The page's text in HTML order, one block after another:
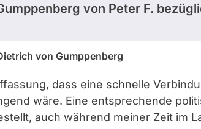
von Peter F.
von Gumppenberg
dass eine schnelle
wäre. Eine entsprechende
auch während meiner Zeit im